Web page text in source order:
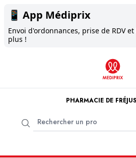
📱 App Médiprix
Envoi d'ordonnances, prise de RDV
plus !
PHARMACIE DE